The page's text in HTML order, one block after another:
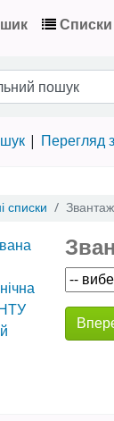
Списки
Перегляд
списки